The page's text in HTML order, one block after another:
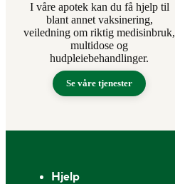
I våre apotek kan du få hjelp til
blant annet vaksinering,
veiledning om riktig medisinbruk,
multidose og
hudpleiebehandlinger.
Se våre tjenester
Hjelp